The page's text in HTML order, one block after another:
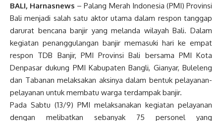
BALI, Harnasnews – Palang Merah Indonesia (PMI) Provinsi
Bali menjadi salah satu aktor utama dalam respon tanggap
darurat bencana banjir yang melanda wilayah Bali. Dalam
kegiatan penanggulangan banjir memasuki hari ke empat
respon TDB Banjir, PMI Provinsi Bali bersama PMI Kota
Denpasar dukung PMI Kabupaten Bangli, Gianyar, Buleleng
dan Tabanan melaksakan aksinya dalam bentuk pelayanan-
pelayanan untuk membatu warga terdampak banjir.
Pada Sabtu (13/9) PMI melaksanakan kegiatan pelayanan
dengan melibatkan sebanyak 75 personel yang